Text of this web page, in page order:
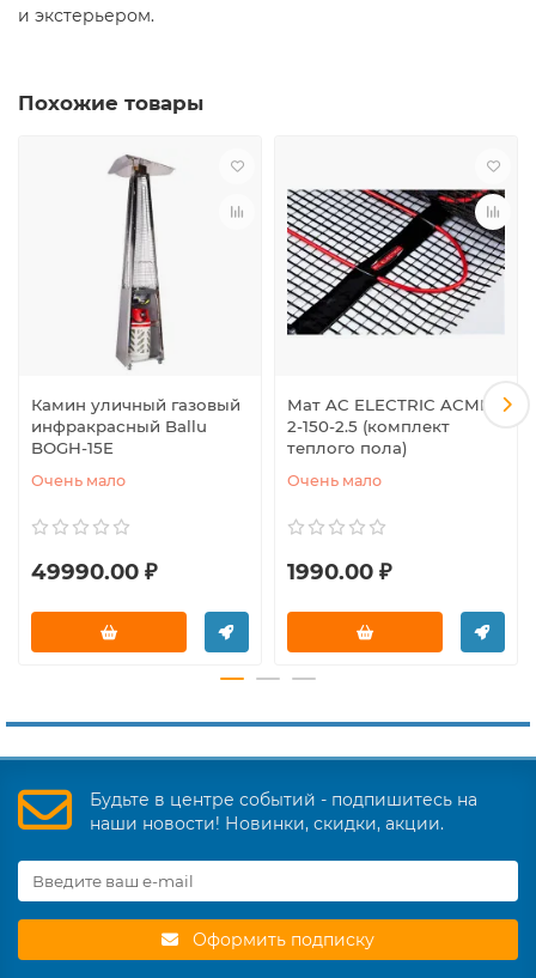
и экстерьером.
Похожие товары
Камин уличный газовый
инфракрасный Ballu
BOGH-15E
Очень мало
49990.00 ₽
Мат AC ELECTRIC ACMM
2-150-2.5 (комплект
теплого пола)
Очень мало
1990.00 ₽
Будьте в центре событий - подпишитесь на
наши новости! Новинки, скидки, акции.
Оформить подписку